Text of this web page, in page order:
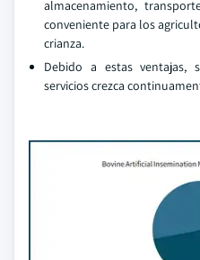
almacenamiento,
conveniente para los
crianza.
Debido a estas ventajas,
servicios crezca